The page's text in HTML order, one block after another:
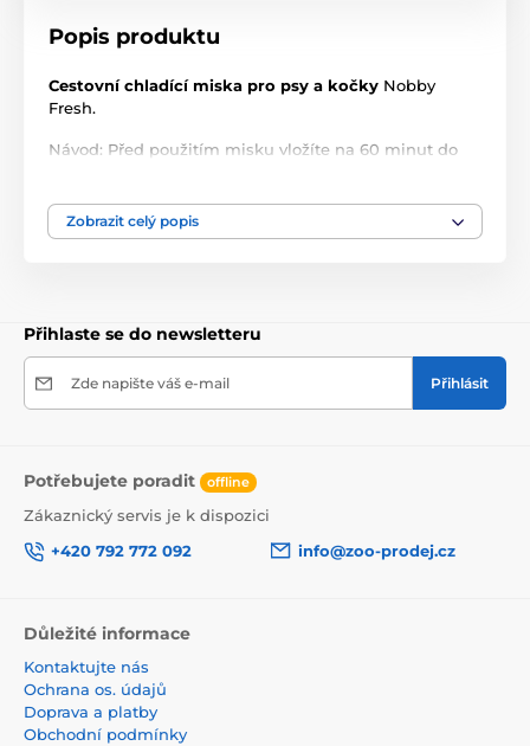
Popis produktu
Cestovní chladící miska pro psy a kočky Nobby
Fresh.
Návod: Před použitím misku vložíte na 60 minut do
Výhody chladící misky: Chladící miska pro psa
Studená voda až 2-3 hodiny
Barva: modrá
Materiál: vnitřní strana plast, venkovní strana
neoprénová
Zobrazit celý popis
Přihlaste se do newsletteru
Zde napište váš e-mail Přihlásit
Potřebujete poradit offline
Zákaznický servis je k dispozici
+420 792 772 092
info@zoo-prodej.cz
Důležité informace
Kontaktujte nás
Ochrana os. údajů
Doprava a platby
Obchodní podmínky